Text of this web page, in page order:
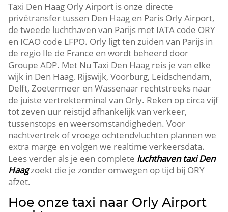
Taxi Den Haag Orly Airport is onze directe
privétransfer tussen Den Haag en Paris Orly Airport,
de tweede luchthaven van Parijs met IATA code ORY
en ICAO code LFPO. Orly ligt ten zuiden van Parijs in
de regio Ile de France en wordt beheerd door
Groupe ADP. Met Nu Taxi Den Haag reis je van elke
wijk in Den Haag, Rijswijk, Voorburg, Leidschendam,
Delft, Zoetermeer en Wassenaar rechtstreeks naar
de juiste vertrekterminal van Orly. Reken op circa vijf
tot zeven uur reistijd afhankelijk van verkeer,
tussenstops en weersomstandigheden. Voor
nachtvertrek of vroege ochtendvluchten plannen we
extra marge en volgen we realtime verkeersdata.
Lees verder als je een complete luchthaven taxi Den
Haagzoekt die je zonder omwegen op tijd bij ORY
afzet.
Hoe onze taxi naar Orly Airport